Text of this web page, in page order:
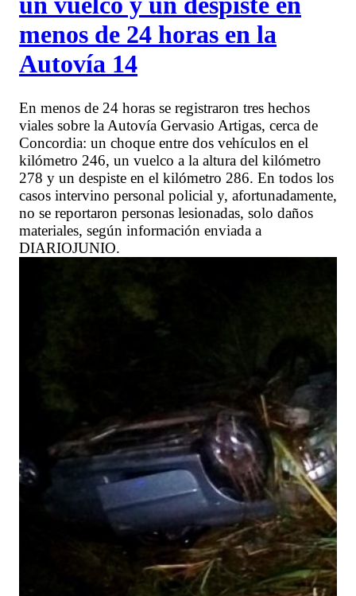
menos de 24 horas en la
Autovía 14
En menos de 24 horas se registraron tres hechos
viales sobre la Autovía Gervasio Artigas, cerca de
Concordia: un choque entre dos vehículos en el
kilómetro 246, un vuelco a la altura del kilómetro
278 y un despiste en el kilómetro 286. En todos los
casos intervino personal policial y, afortunadamente,
no se reportaron personas lesionadas, solo daños
materiales, según información enviada a
DIARIOJUNIO.